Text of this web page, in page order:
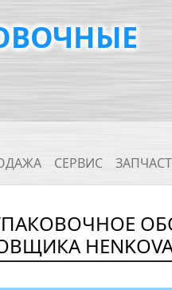
СЕРВИС